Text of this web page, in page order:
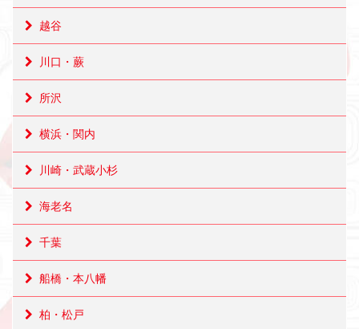
越谷
川口・蕨
所沢
横浜・関内
川崎・武蔵小杉
海老名
千葉
船橋・本八幡
柏・松戸